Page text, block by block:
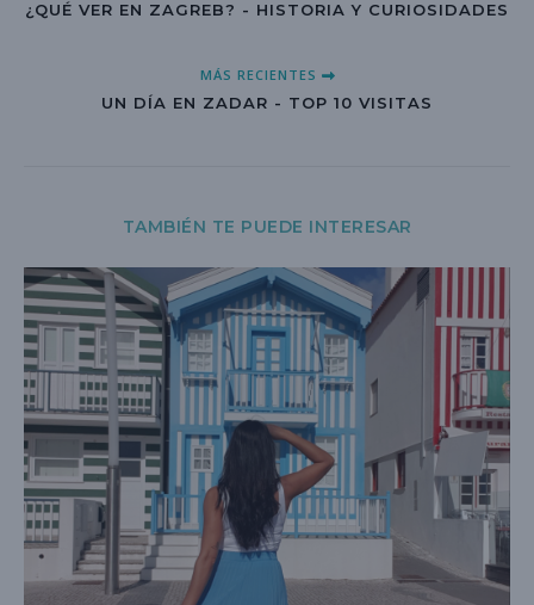
¿QUÉ VER EN ZAGREB? - HISTORIA Y CURIOSIDADES
MÁS RECIENTES
UN DÍA EN ZADAR - TOP 10 VISITAS
TAMBIÉN TE PUEDE INTERESAR